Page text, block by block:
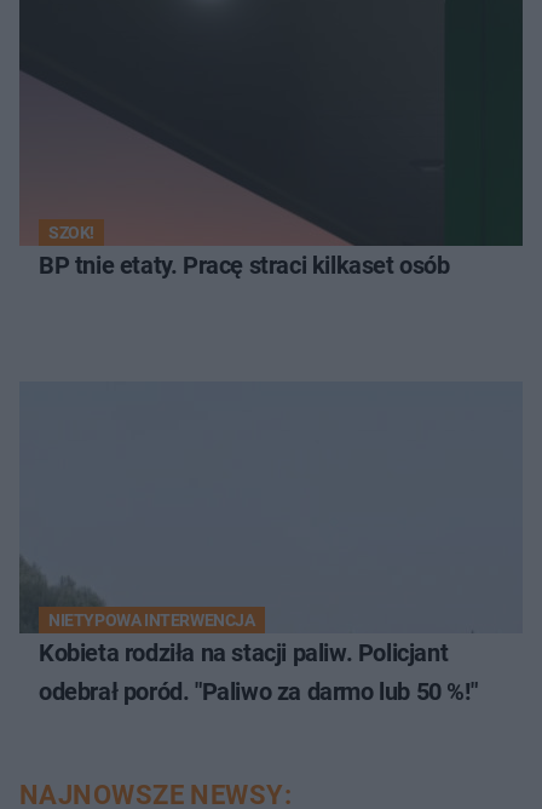
SZOK!
BP tnie etaty. Pracę straci kilkaset osób
NIETYPOWA INTERWENCJA
Kobieta rodziła na stacji paliw. Policjant
odebrał poród. "Paliwo za darmo lub 50 %!"
NAJNOWSZE NEWSY: